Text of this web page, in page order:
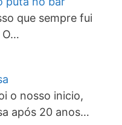
que sempre fui
O…
o nosso inicio,
após 20 anos…